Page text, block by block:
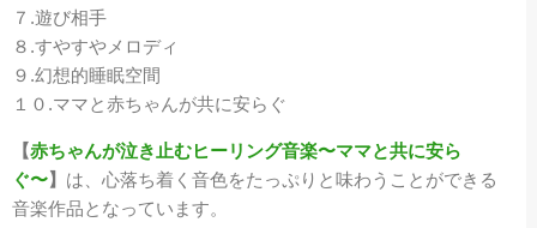
７.遊び相手
８.すやすやメロディ
９.幻想的睡眠空間
１０.ママと赤ちゃんが共に安らぐ
【赤ちゃんが泣き止むヒーリング音楽〜ママと共に安ら
ぐ〜】 は、心落ち着く音色をたっぷりと味わうことができる
音楽作品となっています。